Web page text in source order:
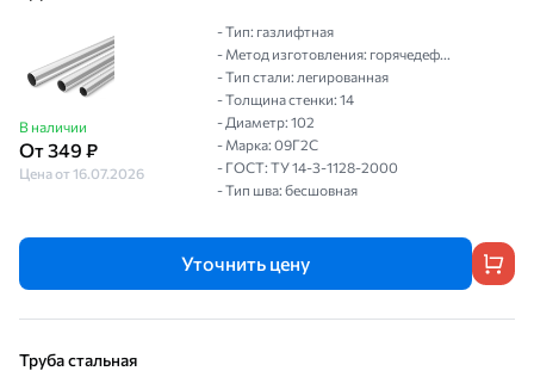
В наличии
От 349 ₽
Цена от 16.07.2026
- Тип: газлифтная
- Метод изготовления: горячедеф...
- Тип стали: легированная
- Толщина стенки: 14
- Диаметр: 102
- Марка: 09Г2С
- ГОСТ: ТУ 14-3-1128-2000
- Тип шва: бесшовная
Уточнить цену
Труба стальная